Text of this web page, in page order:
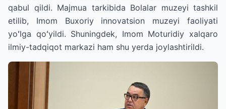
qabul qildi. Majmua tarkibida Bolalar muzeyi tashkil
etilib, Imom Buxoriy innovatsion muzeyi faoliyati
yoʻlga qoʻyildi. Shuningdek, Imom Moturidiy xalqaro
ilmiy-tadqiqot markazi ham shu yerda joylashtirildi.